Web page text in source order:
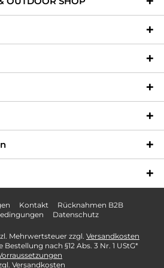
Kontakt
Rücknahmen B2B
Datenschutz
Mehrwertsteuer zzgl. Versandkosten
nach §12 Abs. 3 Nr. 1 UStG*
Versandkosten